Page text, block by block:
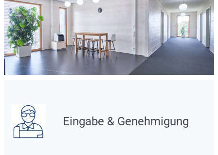
Eingabe & Genehmigung